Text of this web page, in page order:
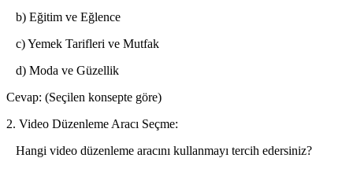
b) Eğitim ve Eğlence
c) Yemek Tarifleri ve Mutfak
d) Moda ve Güzellik
Cevap: (Seçilen konsepte göre)
2. Video Düzenleme Aracı Seçme:
Hangi video düzenleme aracını kullanmayı tercih edersiniz?